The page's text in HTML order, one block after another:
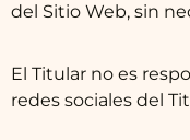
del Sitio Web, sin
El Titular no es
redes sociales del